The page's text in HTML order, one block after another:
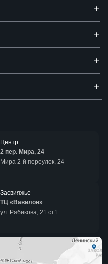
Центр
2 пер. Мира, 24
Мира 2-й переулок, 24
Засвияжье
ТЦ «Вавилон»
ул. Рябикова, 21 ст1